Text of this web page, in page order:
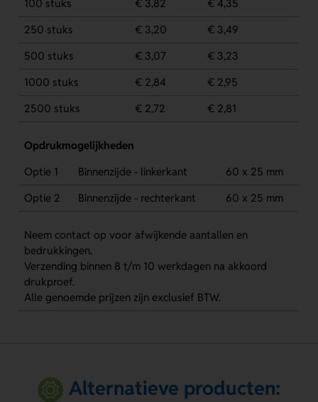
100 stuks € 3,82
€ 4,35
250 stuks
€ 3,20
€ 3,49
500 stuks
€ 3,07
€ 3,23
1000 stuks
€ 2,84
€ 2,95
2500 stuks
€ 2,72 € 2,81
Opdrukmogelijkheden
Optie 1
Binnenzijde - linkerkant
60 x 25 mm
Optie 2
Binnenzijde - rechterkant 60 x 25 mm
Neem contact op voor afwijkende aantallen en
bedrukkingen.
Verzending binnen 8 t/m 10 werkdagen na akkoord
drukproef.
Alle genoemde prijzen zijn exclusief BTW.
Alternatieve producten: